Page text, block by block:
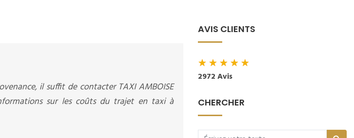
il suffit de contacter TAXI AMBOISE
sur les coûts du trajet en taxi à
AVIS CLIENTS
★★★★★
2972 Avis
CHERCHER